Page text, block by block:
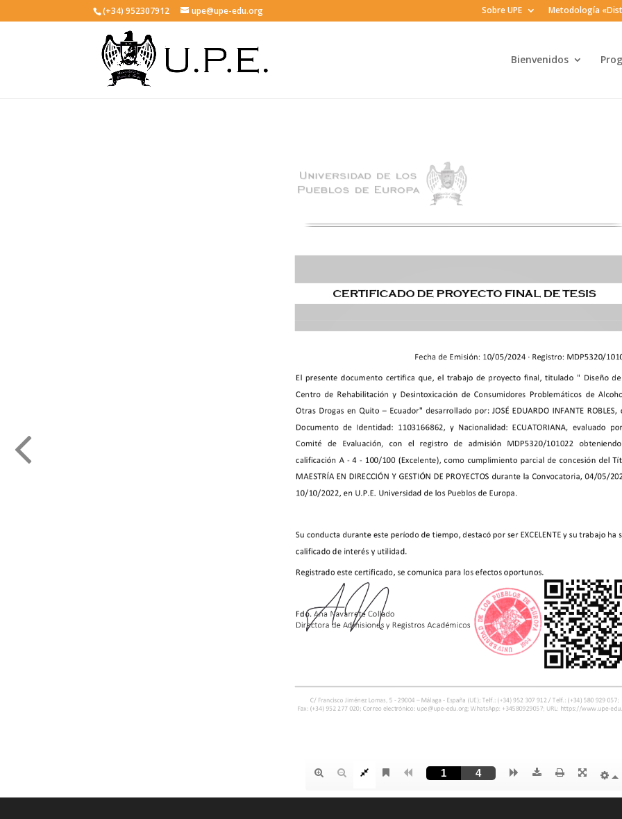
(+34) 952307912 upe@upe-edu.org Sobre UPE Metodología
Bienvenidos